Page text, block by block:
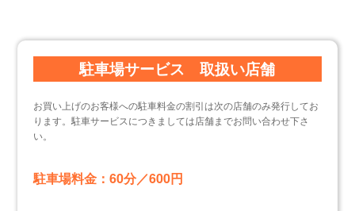
駐車場サービス 取扱い店舗
お買い上げのお客様への駐車料金の割引は次の店舗のみ発行してお
ります。駐車サービスにつきましては店舗までお問い合わせ下さ
い。
駐車場料金：60分／600円